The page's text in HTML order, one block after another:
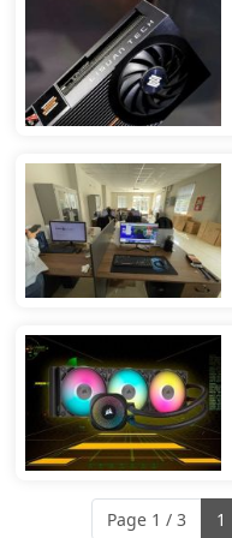
Page 1 / 3 1